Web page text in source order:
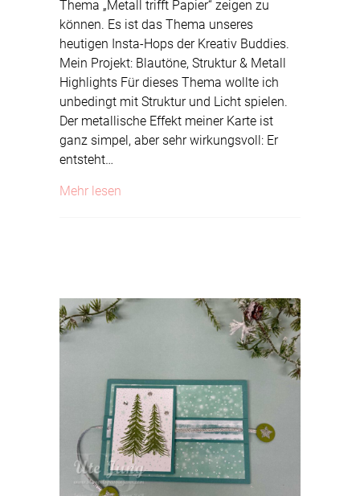
Thema „Metall trifft Papier“ zeigen zu
können. Es ist das Thema unseres
heutigen Insta-Hops der Kreativ Buddies.
Mein Projekt: Blautöne, Struktur & Metall
Highlights Für dieses Thema wollte ich
unbedingt mit Struktur und Licht spielen.
Der metallische Effekt meiner Karte ist
ganz simpel, aber sehr wirkungsvoll: Er
entsteht…
Mehr lesen